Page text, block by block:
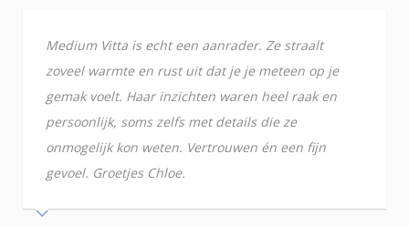
Medium Vitta is echt een aanrader. Ze straalt
zoveel warmte en rust uit dat je je meteen op je
gemak voelt. Haar inzichten waren heel raak en
persoonlijk, soms zelfs met details die ze
onmogelijk kon weten. Vertrouwen én een fijn
gevoel. Groetjes Chloe.